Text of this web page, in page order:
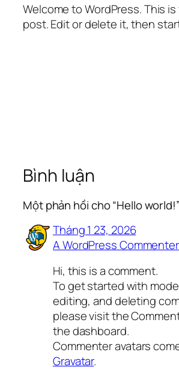
Welcome to WordPress. This
post. Edit or delete it, then
Bình luận
Một phản hồi cho “Hello world!”
Tháng 1 23, 2026
A WordPress Commenter
Hi, this is a comment.
To get started with
editing, and deleting
please visit the
the dashboard.
Commenter avatars
Gravatar.